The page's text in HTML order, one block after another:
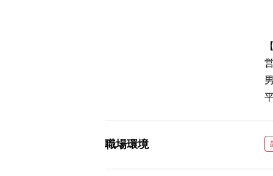
職場環境